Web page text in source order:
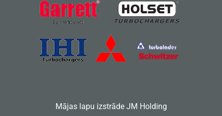
Mājas lapu izstrādeJM Holding